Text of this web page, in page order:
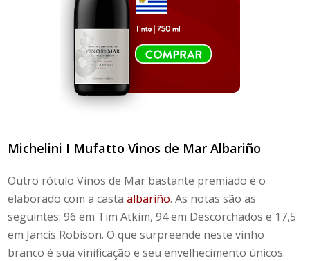
Michelini I Mufatto Vinos de Mar Albariño
Outro rótulo Vinos de Mar bastante premiado é o
elaborado com a castaalbariño. As notas são as
seguintes: 96 em Tim Atkim, 94 em Descorchados e 17,5
em Jancis Robison. O que surpreende neste vinho
branco é sua vinificação e seu envelhecimento únicos.